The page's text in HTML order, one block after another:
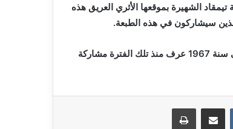
الشهيرة بموقعها الأثري العريق هذه
سيشاركون في هذه الطبعة.
جدير بالذكر أن المهرجان الثقافي الدولي تيمقاد الذي تعود أولى طبعاته إلى سنة 1967 عرف منذ تلك الفترة مشاركة
مشاركة عبر البريد